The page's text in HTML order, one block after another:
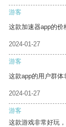
游客
这款加速器app的价
2024-01-27
游客
这款app的用户群体
2024-01-27
游客
这款游戏非常好玩